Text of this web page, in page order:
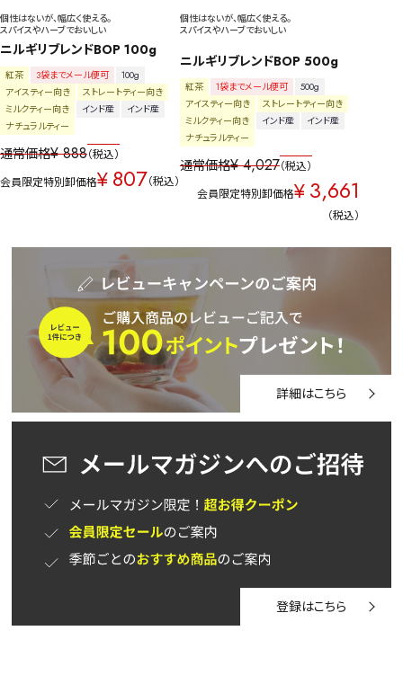
個性はないが、幅広く使える。
スパイスやハーブでおいしい
ニルギリブレンドBOP 100g
紅茶 3袋までメール便可
100g
アイスティー向き
ストレートティー向き
ミルクティー向き
インド産
インド産
ナチュラルティー
通常価格¥ 888 税込
会員限定特別卸価格¥807 税込
個性はないが、幅広く使える。
スパイスやハーブでおいしい
ニルギリブレンドBOP 500g
紅茶 1袋までメール便可
500g
アイスティー向き
ストレートティー向き
ミルクティー向き
インド産
インド産
ナチュラルティー
通常価格¥ 4,027 税込
会員限定特別卸価格¥3,661
税込
詳細はこちら
登録はこちら